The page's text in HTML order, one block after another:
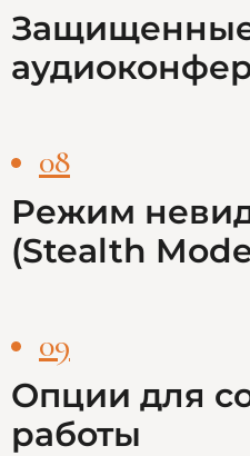
08
Режим
(Stealth
09
Опции для
работы